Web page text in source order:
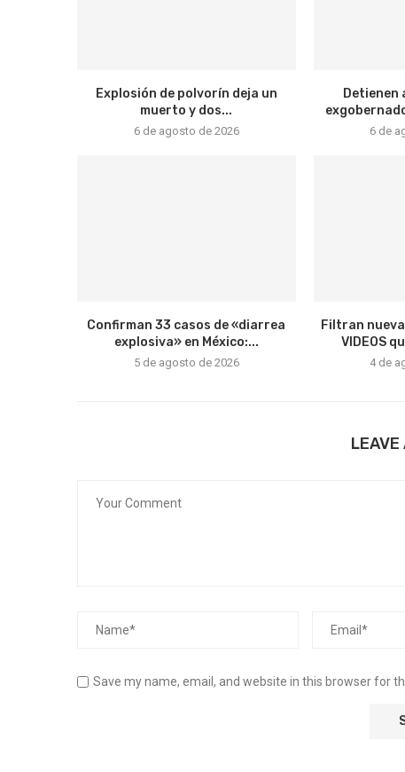
Explosión de polvorín deja un
muerto y dos...
6 de agosto de 2026
Detienen
6 de
Confirman 33 casos de «diarrea
explosiva» en México:...
5 de agosto de 2026
Filtran
VIDEOS
4 de
LEAVE
Save my name, email, and website in this browser for